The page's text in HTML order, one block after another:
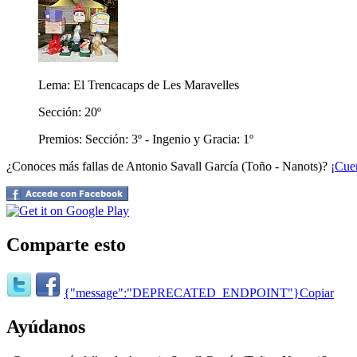
Lema: El Trencacaps de Les Maravelles
Sección: 20º
Premios: Sección: 3º - Ingenio y Gracia: 1º
¿Conoces más fallas de Antonio Savall García (Toño - Nanots)?
Comparte esto
{"message":"DEPRECATED_ENDPOINT"}Copiar
Ayúdanos